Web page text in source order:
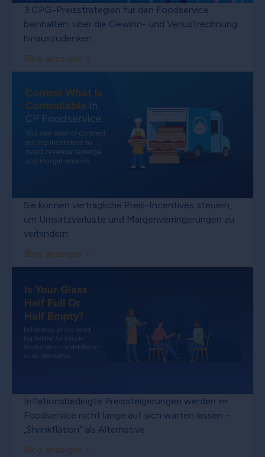
3 CPG-Preisstrategien für den Foodservice
beinhalten, über die Gewinn- und Verlustrechnung
hinauszudenken
Blog anzeigen >
Sie können vertragliche Preis-Incentives steuern,
um Umsatzverluste und Margenverringerungen zu
verhindern
Blog anzeigen >
Inflationsbedingte Preissteigerungen werden im
Foodservice nicht lange auf sich warten lassen –
„Shrinkflation“ als Alternative
Blog anzeigen >